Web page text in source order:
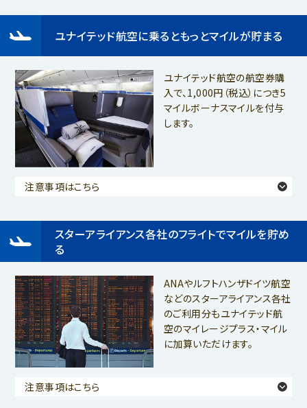
ユナイテッド航空に乗るともっとマイルが貯まる
ユナイテッド航空の航空券購
入で、1,000円（税込）につき5
マイルボーナスマイルを付与
します。
注意事項はこちら
スターアライアンス各社のフライトでマイルを貯め
る
ANAやルフトハンザドイツ航空
などのスターアライアンス各社
のご利用分もユナイテッド航
空のマイレージプラス・マイル
に加算いただけます。
注意事項はこちら